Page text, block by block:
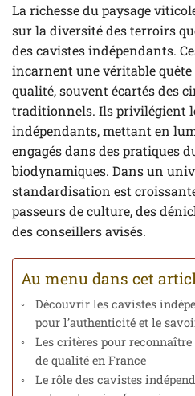
La richesse du paysage
sur la diversité des terroirs
des cavistes indépendants.
incarnent une véritable quête
qualité, souvent écartés des
traditionnels. Ils privilégient
indépendants, mettant en
engagés dans des pratiques
biodynamiques. Dans un
standardisation est
passeurs de culture, des
des conseillers avisés.
Au menu dans cet
Découvrir les cavistes
pour l’authenticité et le
Les critères pour
de qualité en France
Le rôle des cavistes